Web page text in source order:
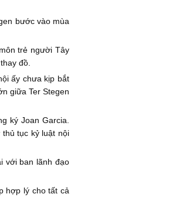
bước vào mùa
trẻ người Tây
đồ.
ấy chưa kịp bắt
giữa Ter Stegen
ký Joan Garcia.
tục kỷ luật nội
với ban lãnh đạo
hợp lý cho tất cả